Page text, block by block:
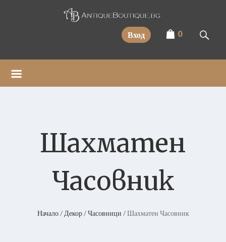
Вход 0
Шахматен
Часовник
Начало/ Декор/Часовници / Шахматен Часовник